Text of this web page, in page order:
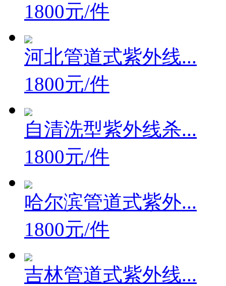
1800元/件
河北管道式紫外线...
1800元/件
自清洗型紫外线杀...
1800元/件
哈尔滨管道式紫外...
1800元/件
吉林管道式紫外线...